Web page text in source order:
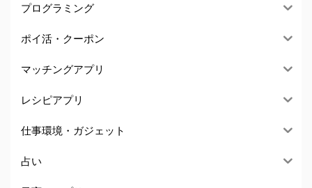
プログラミング
ポイ活・クーポン
マッチングアプリ
レシピアプリ
仕事環境・ガジェット
占い